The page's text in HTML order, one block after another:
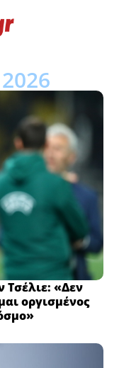
Τσέλιε: «Δεν
οργισμένος